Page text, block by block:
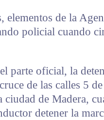
elementos de la
policial cuando
parte oficial, la
de las calles 5
ciudad de Madera,
detener la